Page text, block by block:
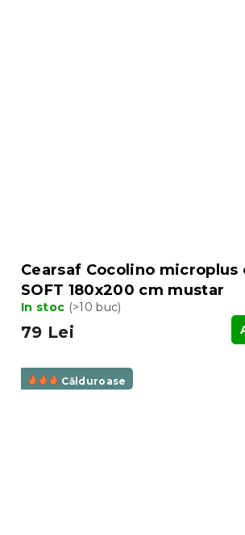
Cearsaf Cocolino microplus
SOFT 180x200 cm mustar
In stoc (>10 buc)
79 Lei
Călduroase